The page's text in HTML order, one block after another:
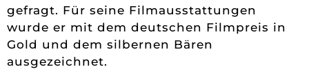
gefragt. Für seine Filmausstattungen
wurde er mit dem deutschen Filmpreis in
Gold und dem silbernen Bären
ausgezeichnet.